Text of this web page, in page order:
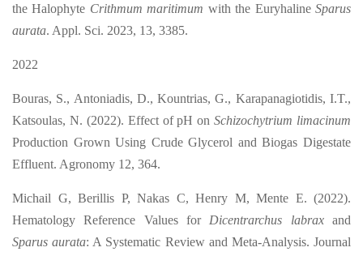
the Halophyte Crithmum maritimum with the EuryhalineSparus
aurata. Appl. Sci. 2023, 13, 3385.
2022
Bouras, S., Antoniadis, D., Kountrias, G., Karapanagiotidis, I.T.,
Katsoulas, N. (2022). Effect of pH onSchizochytrium limacinum
Production Grown Using Crude Glycerol and Biogas Digestate
Effluent. Agronomy 12, 364.
Michail G, Berillis P, Nakas C, Henry M, Mente E. (2022).
Hematology Reference Values for Dicentrarchus labraxand
Sparus aurata: A Systematic Review and Meta-Analysis. Journal